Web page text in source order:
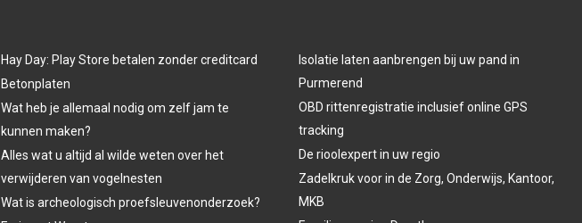
Hay Day: Play Store betalen zonder creditcard
Betonplaten
Wat heb je allemaal nodig om zelf jam te
kunnen maken?
Alles wat u altijd al wilde weten over het
verwijderen van vogelnesten
Wat is archeologisch proefsleuvenonderzoek?
Isolatie laten aanbrengen bij uw pand in
Purmerend
OBD rittenregistratie inclusief online GPS
tracking
De rioolexpert in uw regio
Zadelkruk voor in de Zorg, Onderwijs, Kantoor,
MKB